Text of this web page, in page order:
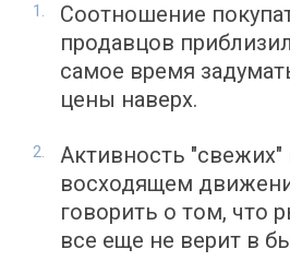
Соотношение
продавцов
самое время
цены наверх.
Активность
восходящем
говорить о том, что
все еще не верит в